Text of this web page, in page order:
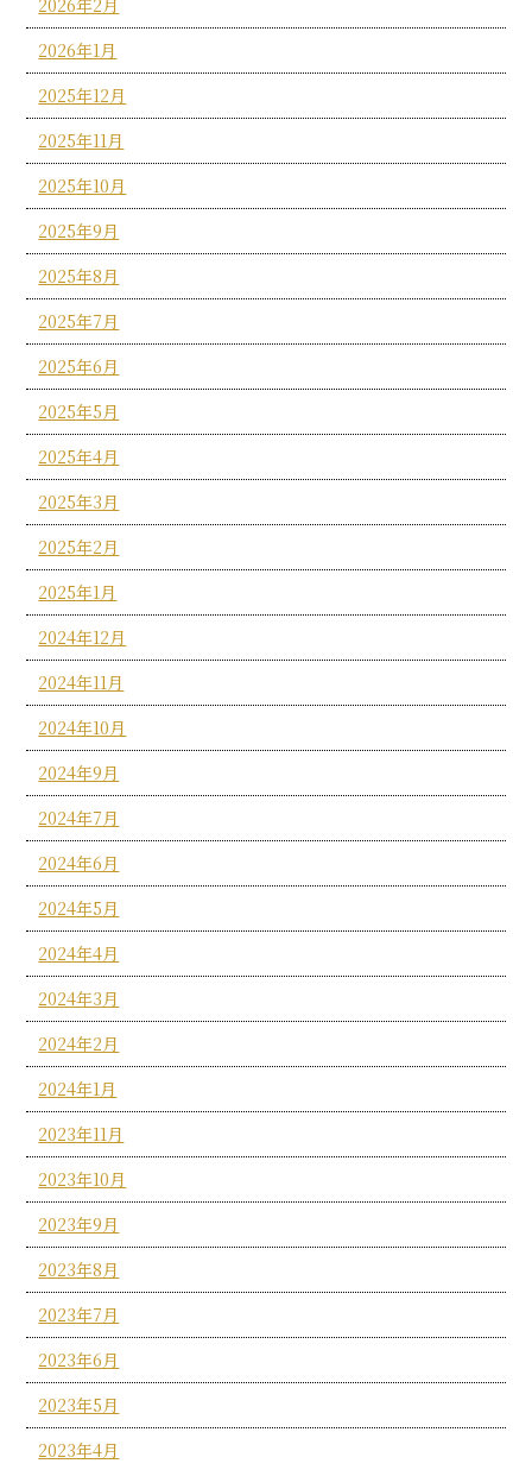
2026年1月
2025年12月
2025年11月
2025年10月
2025年9月
2025年8月
2025年7月
2025年6月
2025年5月
2025年4月
2025年3月
2025年2月
2025年1月
2024年12月
2024年11月
2024年10月
2024年9月
2024年7月
2024年6月
2024年5月
2024年4月
2024年3月
2024年2月
2024年1月
2023年11月
2023年10月
2023年9月
2023年8月
2023年7月
2023年6月
2023年5月
2023年4月